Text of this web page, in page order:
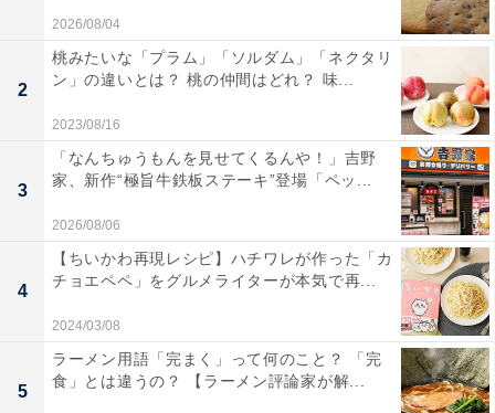
小ぶりなクランチチョコボールをヨーグルトに混ぜて食
べるタイプ。デザートヨーグルトにトッピングして食べ
るのは、欧州では広く楽しまれているスタイルだそうで
ダノン デコドルチェは1カップ174キロカロリーで、スイ
ーツでありながらヘルシーなのがいいところ。これなら
夕食後や夜食に罪悪感なく食べられますね。
2026/08/04
2
桃みたいな「プラム」「ソルダム」「ネクタリ
ン」の違いとは？ 桃の仲間はどれ？ 味...
2023/08/16
3
「なんちゅうもんを見せてくるんや！」吉野
家、新作“極旨牛鉄板ステーキ”登場「ペッ...
2026/08/06
4
【ちいかわ再現レシピ】ハチワレが作った「カ
チョエペペ」をグルメライターが本気で再...
2024/03/08
5
ラーメン用語「完まく」って何のこと？ 「完
食」とは違うの？ 【ラーメン評論家が解...